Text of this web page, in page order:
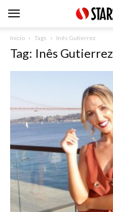
Inicio Tags Inês Gutierrez
Tag: Inês Gutierrez